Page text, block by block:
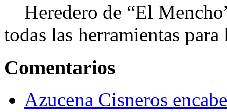
Heredero de “El
todas las herramientas
Comentarios
Azucena Cisneros